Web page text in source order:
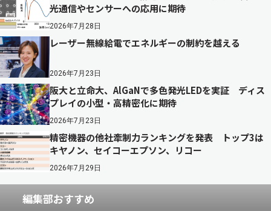
光通信やセンサーへの応用に期待
2026年7月28日
レーザー無線給電でエネルギーの制約を越える
2026年7月23日
阪大と立命大、AlGaNで多色発光LEDを実証 ディス
プレイの小型・高精密化に期待
2026年7月23日
精密機器の他社牽制力ランキングを発表 トップ3は
キヤノン、セイコーエプソン、リコー
2026年7月29日
編集部おすすめ